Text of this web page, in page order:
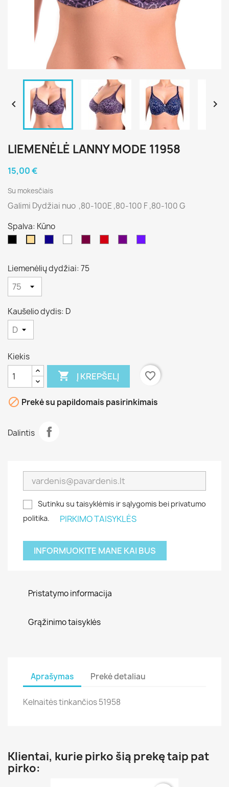
 
LIEMENĖLĖ LANNY MODE 11958
15,00 €
Su mokesčiais
Galimi Dydžiai nuo ,80-100E ,80-100 F ,80-100 G
Spalva: Kūno
Liemenėlių dydžiai: 75
Kaušelio dydis: D
Kiekis
 Į KREPŠELĮ favorite_border
 Prekė su papildomais pasirinkimais
Dalintis
Sutinku su taisyklėmis ir sąlygomis bei privatumo
politika.
PIRKIMO TAISYKLĖS
INFORMUOKITE MANE KAI BUS
Pristatymo informacija
Grąžinimo taisyklės
Aprašymas Prekė detaliau
Kelnaitės tinkančios 51958
Klientai, kurie pirko šią prekę taip pat
pirko: